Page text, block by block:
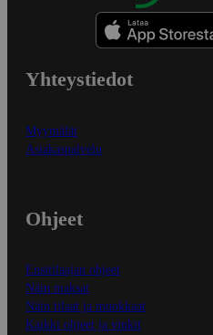
Yhteystiedot
Myymälät
Asiakaspalvelu
Ohjeet
Ensitilaajan ohjeet
Näin maksat
Näin tilaat ja muokkaat
Kaikki ohjeet ja vinkit